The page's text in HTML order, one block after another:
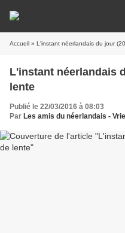
Accueil » L'instant néerlandais du jour
L'instant néerlandais
lente
Publié le 22/03/2016 à 08:03
Par Les amis du néerlandais -